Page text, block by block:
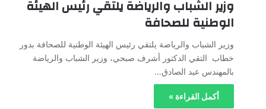
وزير الشباب والرياضة يلتقي رئيس الهيئة
الوطنية للصحافة
وزير الشباب والرياضة يلتقي رئيس الهيئة الوطنية للصحافة بدور
خطاب التقي الدكتور أشرف صبحي، وزير الشباب والرياضة
بالمهندس عبد الصادق…
أكمل القراءة »